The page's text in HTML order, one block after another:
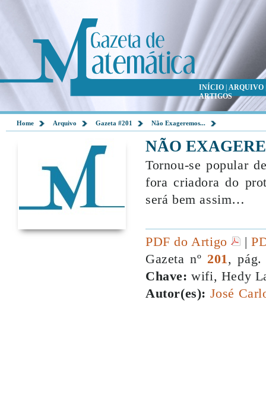
INÍCIO ARQUIVO
ARTIGOS
Home Arquivo Gazeta #201 Não Exageremos...
NÃO
Tornou-se popular
fora criadora do
será bem assim…
PDF do Artigo |
Gazeta nº 201,
Chave: wifi, Hedy
Autor(es): José